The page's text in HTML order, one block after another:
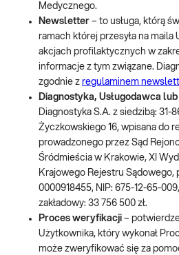
Medycznego.
Newsletter – to usługa, którą
ramach której przesyła na
akcjach profilaktycznych w
informacje z tym związane.
zgodnie z regulaminem
Diagnostyka, Usługodawca
Diagnostyka S.A. z siedzibą: 31-
Życzkowskiego 16, wpisana do
prowadzonego przez Sąd
Śródmieścia w Krakowie, XI
Krajowego Rejestru Sądowego,
0000918455, NIP: 675-12-65-
zakładowy: 33 756 500 zł.
Proces weryfikacji –
Użytkownika, który wykonał
może zweryfikować się za